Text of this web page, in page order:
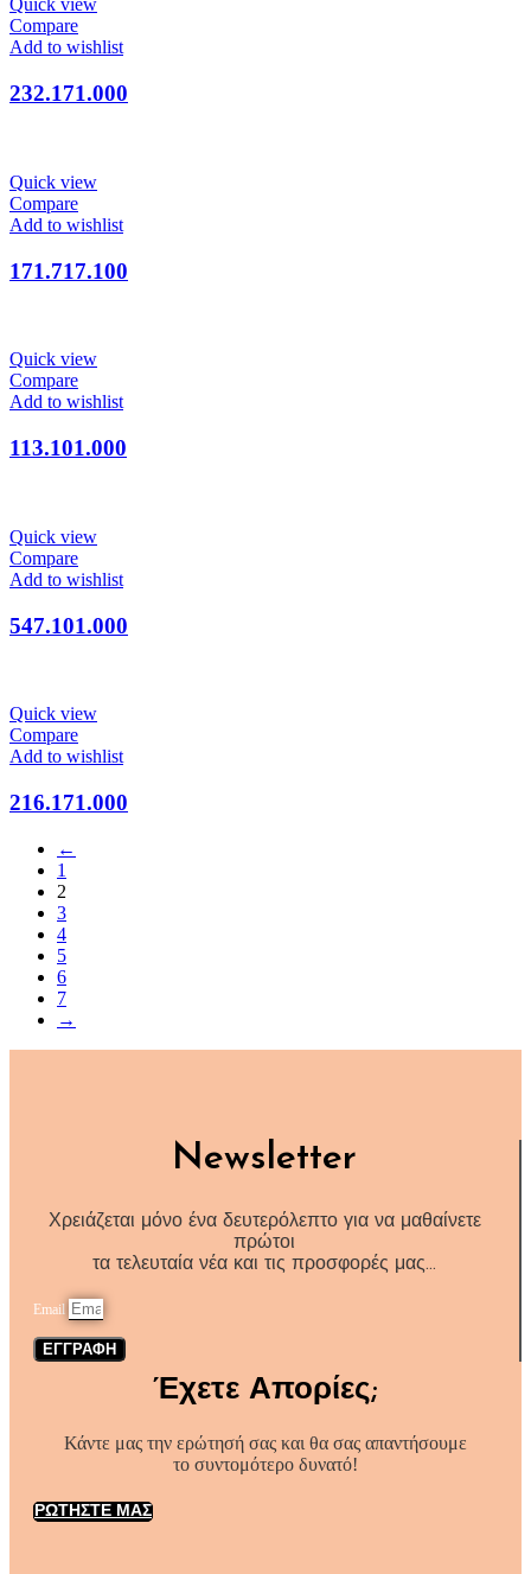
Quick view
Compare
Add to wishlist
232.171.000
Quick view
Compare
Add to wishlist
171.717.100
Quick view
Compare
Add to wishlist
113.101.000
Quick view
Compare
Add to wishlist
547.101.000
Quick view
Compare
Add to wishlist
216.171.000
←
1
2
3
4
5
6
7
→
Newsletter
Χρειάζεται μόνο ένα δευτερόλεπτο για να μαθαίνετε
πρώτοι
τα τελευταία νέα και τις προσφορές μας…
Email
ΕΓΓΡΑΦΗ
Έχετε Απορίες;
Κάντε μας την ερώτησή σας και θα σας απαντήσουμε
το συντομότερο δυνατό!
ΡΩΤΗΣΤΕ ΜΑΣ